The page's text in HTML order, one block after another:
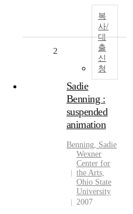
복
사/
대
출
신
청
2
Sadie
Benning :
suspended
animation
Benning, Sadie
Wexner
Center for
the Arts,
Ohio State
University
2007